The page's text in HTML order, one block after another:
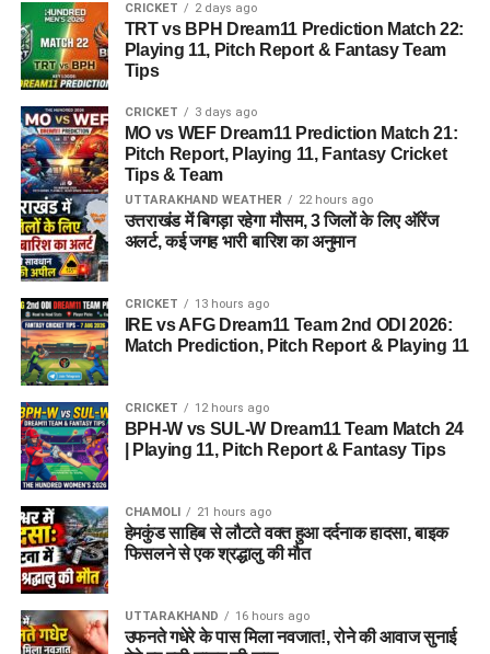
लिंग:
इस योजना के तहत पुरुष और महिला दोनों उम्मीदवार आवेदन
करने के पात्र हैं।
चयन प्रक्रिया के चरण:
केंद्रीयकृत ऑनलाइन परीक्षा (CEE):सबसे पहले उम्मीदवारों को
कंप्यूटर आधारित लिखित परीक्षा पास करनी होती है।
शारीरिक दक्षता परीक्षा (PET) और मापन (PMT):
परीक्षा उत्तीर्ण करने वालों को दौड़, बीम, और अन्य शारीरिक
परीक्षणों से गुजरना पड़ता है।
चिकित्सीय परीक्षण (Medical Test):
चिकित्सा जांच की जाती है, जिसके बाद मेरिट लिस्ट जारी होती
है।
4. अग्निवीर सैलरी और ‘सेवा निधि’ पैकेज
(Salary Structure & Seva Nidhi)
अग्निवीरों को 4 साल की सेवा के दौरान एक आकर्षक और कस्टमाइज्ड
मासिक पैकेज दिया जाता है, जो हर साल बढ़ता है। इसके साथ ही उन्हें
रिस्क और हार्डशिप अलाउंस भी मिलता है।
(Gross
(70%)
फंड (30%)
CRICKET 2 days ago
TRT vs BPH Dream11 Prediction Match 22:
Playing 11, Pitch Report & Fantasy Team
Tips
CRICKET 3 days ago
MO vs WEF Dream11 Prediction Match 21:
Pitch Report, Playing 11, Fantasy Cricket
Tips & Team
UTTARAKHAND WEATHER 22 hours ago
उत्तराखंड में बिगड़ा रहेगा मौसम, 3 जिलों के लिए ऑरेंज
अलर्ट, कई जगह भारी बारिश का अनुमान
CRICKET 13 hours ago
IRE vs AFG Dream11 Team 2nd ODI 2026:
Match Prediction, Pitch Report & Playing 11
CRICKET 12 hours ago
BPH-W vs SUL-W Dream11 Team Match 24
| Playing 11, Pitch Report & Fantasy Tips
CHAMOLI 21 hours ago
हेमकुंड साहिब से लौटते वक्त हुआ दर्दनाक हादसा, बाइक
फिसलने से एक श्रद्धालु की मौत
UTTARAKHAND 16 hours ago
उफनते गधेरे के पास मिला नवजात!, रोने की आवाज सुनाई